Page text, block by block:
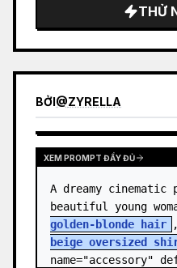
THỬ
BỞI@ZYRELLA
XEM PROMPT ĐẦY ĐỦ
A dreamy
beautiful young
golden-blonde hair
beige oversized
name="accessory"